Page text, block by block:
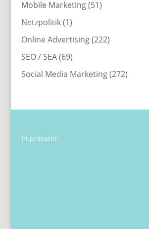
Mobile Marketing(51)
Netzpolitik(1)
Online Advertising(222)
SEO / SEA(69)
Social Media Marketing(272)
Impressum